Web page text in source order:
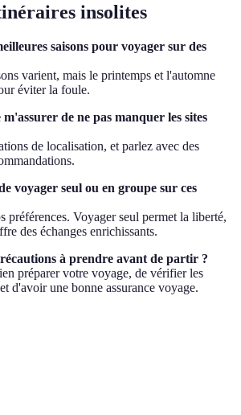
insolites
saisons pour voyager sur des
varient, mais le printemps et l'automne
éviter la foule.
de ne pas manquer les sites
de localisation, et parlez avec des
voyager seul ou en groupe sur ces
préférences. Voyager seul permet la liberté,
des échanges enrichissants.
à prendre avant de partir ?
préparer votre voyage, de vérifier les
d'avoir une bonne assurance voyage.